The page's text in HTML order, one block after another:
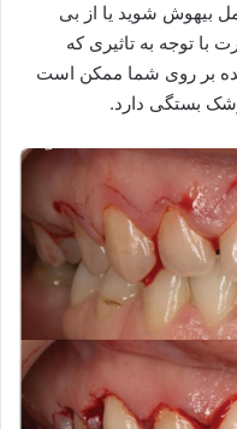
بیهوش شوید یا از بی
توجه به تاثیری که
بر روی شما ممکن است
بستگی دارد.